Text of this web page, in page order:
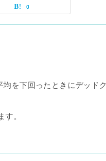
0
を下回ったときにデッドク
す。